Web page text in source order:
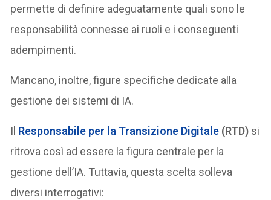
permette di definire adeguatamente quali sono le
responsabilità connesse ai ruoli e i conseguenti
adempimenti.
Mancano, inoltre, figure specifiche dedicate alla
gestione dei sistemi di IA.
Il Responsabile per la Transizione Digitale (RTD) si
ritrova così ad essere la figura centrale per la
gestione dell’IA. Tuttavia, questa scelta solleva
diversi interrogativi: